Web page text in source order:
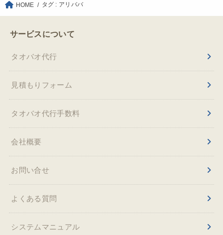
HOME タグ : アリババ
サービスについて
タオバオ代行
見積もりフォーム
タオバオ代行手数料
会社概要
お問い合せ
よくある質問
システムマニュアル